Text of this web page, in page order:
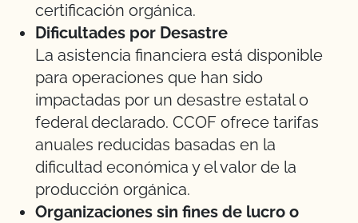
certificación orgánica.
Dificultades por Desastre
La asistencia financiera está disponible
para operaciones que han sido
impactadas por un desastre estatal o
federal declarado. CCOF ofrece tarifas
anuales reducidas basadas en la
dificultad económica y el valor de la
producción orgánica.
Organizaciones sin fines de lucro o